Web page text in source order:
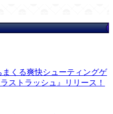
まくる爽快シューティングゲ
ストラッシュ』リリース！